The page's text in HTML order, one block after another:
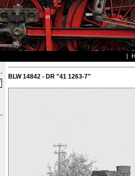
BLW 14842 - DR "41 1263-7"